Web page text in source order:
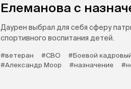
Елеманова с
Даурен выбрал для себя сферу
спортивного воспитания детей.
#ветеран #СВО #Боевой
#Александр Моор
#назначение